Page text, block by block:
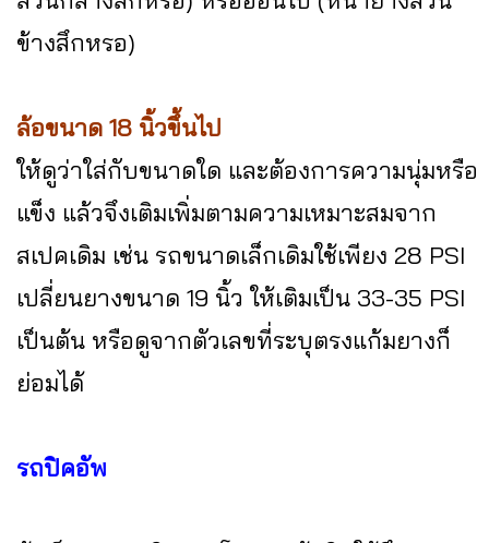
ข้างสึกหรอ)
ล้อขนาด 18 นิ้วขึ้นไป
ให้ดูว่าใส่กับขนาดใด และต้องการความนุ่มหรือ
แข็ง แล้วจึงเติมเพิ่มตามความเหมาะสมจาก
สเปคเดิม เช่น รถขนาดเล็กเดิมใช้เพียง 28 PSI
เปลี่ยนยางขนาด 19 นิ้ว ให้เติมเป็น 33-35 PSI
เป็นต้น หรือดูจากตัวเลขที่ระบุตรงแก้มยางก็
ย่อมได้
รถปิคอัพ